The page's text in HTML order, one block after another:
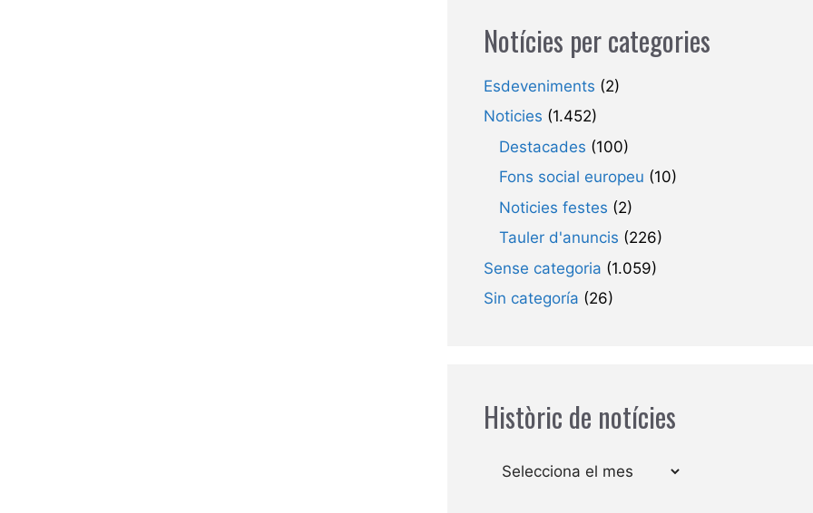
Notícies per categories
Esdeveniments (2)
Noticies (1.452)
Destacades (100)
Fons social europeu (10)
Noticies festes (2)
Tauler d'anuncis (226)
Sense categoria (1.059)
Sin categoría (26)
Històric de notícies
Arxius